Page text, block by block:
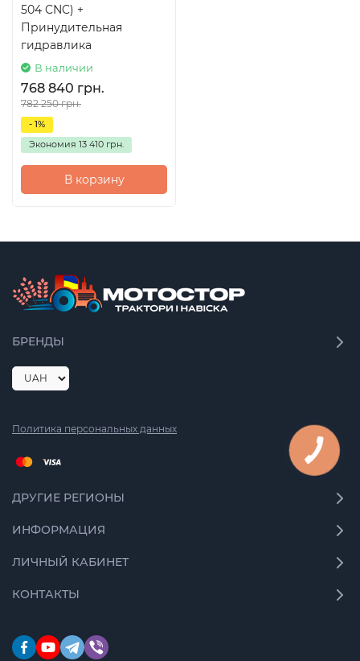
504 CNC) +
Принудительная
гидравлика
В наличии
768 840 грн.
782 250 грн.
- 1%
Экономия 13 410 грн.
В корзину
БРЕНДЫ
Политика персональных данных
ДРУГИЕ РЕГИОНЫ
ИНФОРМАЦИЯ
ЛИЧНЫЙ КАБИНЕТ
КОНТАКТЫ